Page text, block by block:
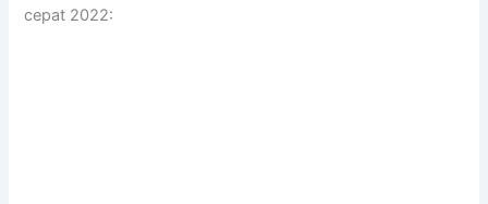
cepat 2022: